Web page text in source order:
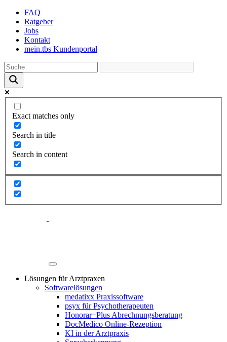
Skip
content
FAQ
Ratgeber
Jobs
Kontakt
mein.tbs Kundenportal
Exact matches only
Search in title
Search in content
Lösungen für Arztpraxen
Softwarelösungen
medatixx Praxissoftware
psyx für Psychotherapeuten
Honorar+Plus Abrechnungsberatung
DocMedico Online-Rezeption
KI in der Arztpraxis